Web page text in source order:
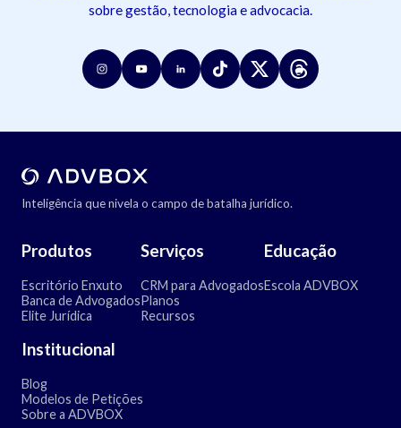
sobre gestão, tecnologia e advocacia.
Inteligência que nivela o campo de batalha jurídico.
Produtos
Escritório Enxuto
Banca de Advogados
Elite Jurídica
Serviços
CRM para Advogados
Planos
Recursos
Educação
Escola ADVBOX
Institucional
Blog
Modelos de Petições
Sobre a ADVBOX